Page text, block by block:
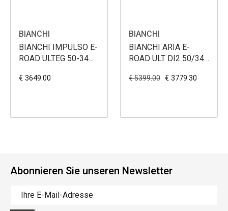
BIANCHI
BIANCHI IMPULSO E-
ROAD ULTEG 50-34
€ 3649.00
BIANCHI
BIANCHI ARIA E-
ROAD ULT DI2 50/34
€ 5399.00 € 3779.30
Abonnieren Sie unseren Newsletter